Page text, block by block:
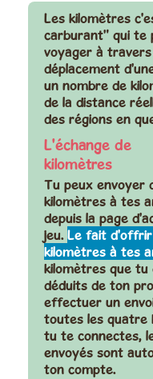
Les kilomètres
carburant" qui te
voyager à travers
déplacement
un nombre de
de la distance
des régions en
L'échange de
kilomètres
Tu peux envoyer
kilomètres à tes
depuis la page
jeu.Le fait
kilomètres à tes
kilomètres que tu
déduits de ton
effectuer un
toutes les quatre
tu te connectes,
envoyés sont
ton compte.